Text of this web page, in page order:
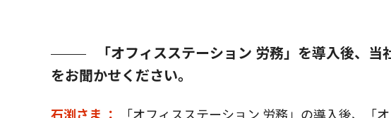
「オフィスステーション 労務」を導入後、
をお聞かせください。
石渕さま ：
「オフィスステーション 労務」の導入後、「